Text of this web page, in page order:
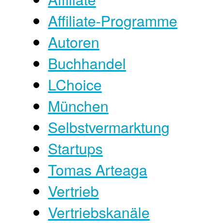
Affiliate-Programme
Autoren
Buchhandel
LChoice
München
Selbstvermarktung
Startups
Tomas Arteaga
Vertrieb
Vertriebskanäle